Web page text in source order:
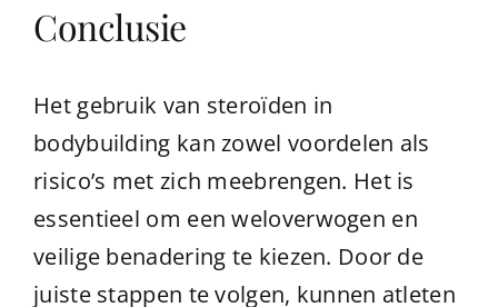
Conclusie
Het gebruik van steroïden in
bodybuilding kan zowel voordelen als
risico’s met zich meebrengen. Het is
essentieel om een weloverwogen en
veilige benadering te kiezen. Door de
juiste stappen te volgen, kunnen atleten